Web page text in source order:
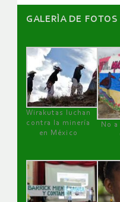
GALERÌA DE FOTOS
Wirakutas luchan
contra la minería
en México
No